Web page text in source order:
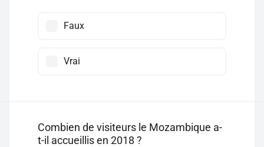
Faux
Vrai
Combien de visiteurs le Mozambique a-
t-il accueillis en 2018 ?